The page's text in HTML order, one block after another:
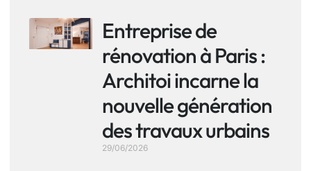
Entreprise de
rénovation à Paris :
Architoi incarne la
nouvelle génération
des travaux urbains
29/06/2026